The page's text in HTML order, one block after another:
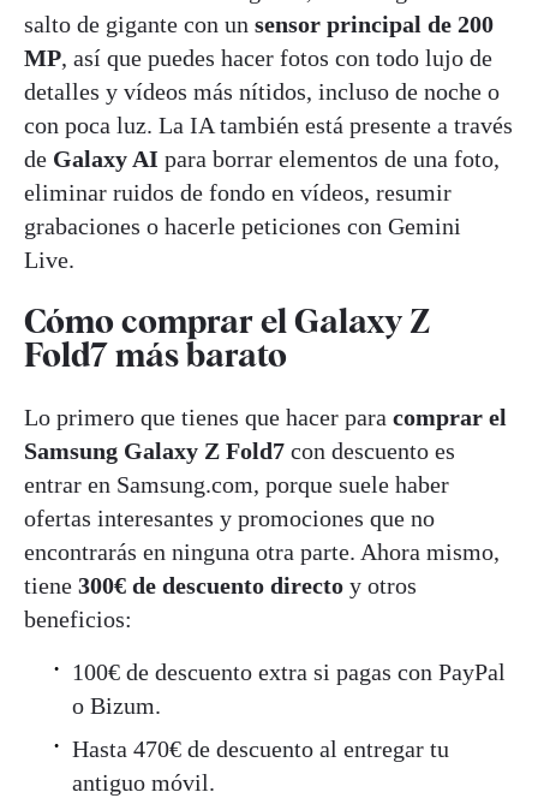
salto de gigante con un sensor principal de 200
MP, así que puedes hacer fotos con todo lujo de
detalles y vídeos más nítidos, incluso de noche o
con poca luz. La IA también está presente a través
de Galaxy AI para borrar elementos de una foto,
eliminar ruidos de fondo en vídeos, resumir
grabaciones o hacerle peticiones con Gemini
Live.
Cómo comprar el Galaxy Z
Fold7 más barato
Lo primero que tienes que hacer para comprar el
Samsung Galaxy Z Fold7 con descuento es
entrar en Samsung.com, porque suele haber
ofertas interesantes y promociones que no
encontrarás en ninguna otra parte. Ahora mismo,
tiene 300€ de descuento directo y otros
beneficios:
100€ de descuento extra si pagas con PayPal
o Bizum.
Hasta 470€ de descuento al entregar tu
antiguo móvil.